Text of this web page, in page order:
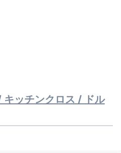
ッチンクロス / ドル